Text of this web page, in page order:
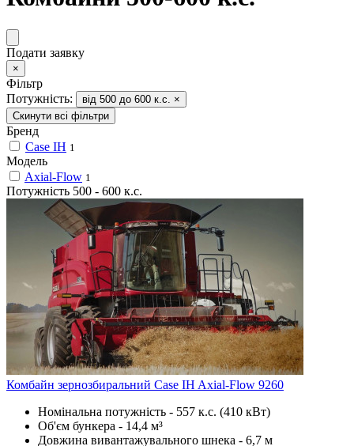
Подати заявку
×
Фільтр
Потужність:
від 500 до 600 к.с. ×
Скинути всі фільтри
Бренд
Case IH 1
Модель
Axial-Flow 1
Потужність 500 - 600 к.с.
Комбайн зернозбиральний Case IH Axial-Flow 9260
Номінальна потужність - 557 к.с. (410 кВт)
Об'єм бункера - 14,4 м³
Довжина вивантажувального шнека - 6,7 м